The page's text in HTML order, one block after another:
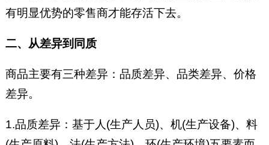
有明显优势的零售商才能存活下去。
二、从差异到同质
商品主要有三种差异：品质差异、品类差异、价格
差异。
1.品质差异：基于人(生产人员)、机(生产设备)、料